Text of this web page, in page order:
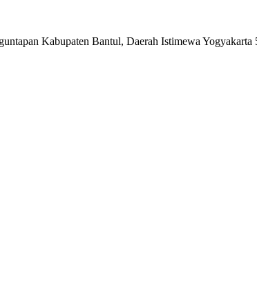
Kabupaten Bantul, Daerah Istimewa